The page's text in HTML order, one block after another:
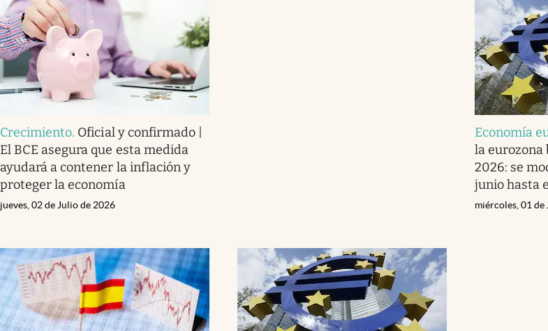
Crecimiento. Oficial y confirmado |
El BCE asegura que esta medida
ayudará a contener la inflación y
proteger la economía
jueves, 02 de Julio de 2026
Economía
la eurozona
2026: se
junio hasta
miércoles, 01